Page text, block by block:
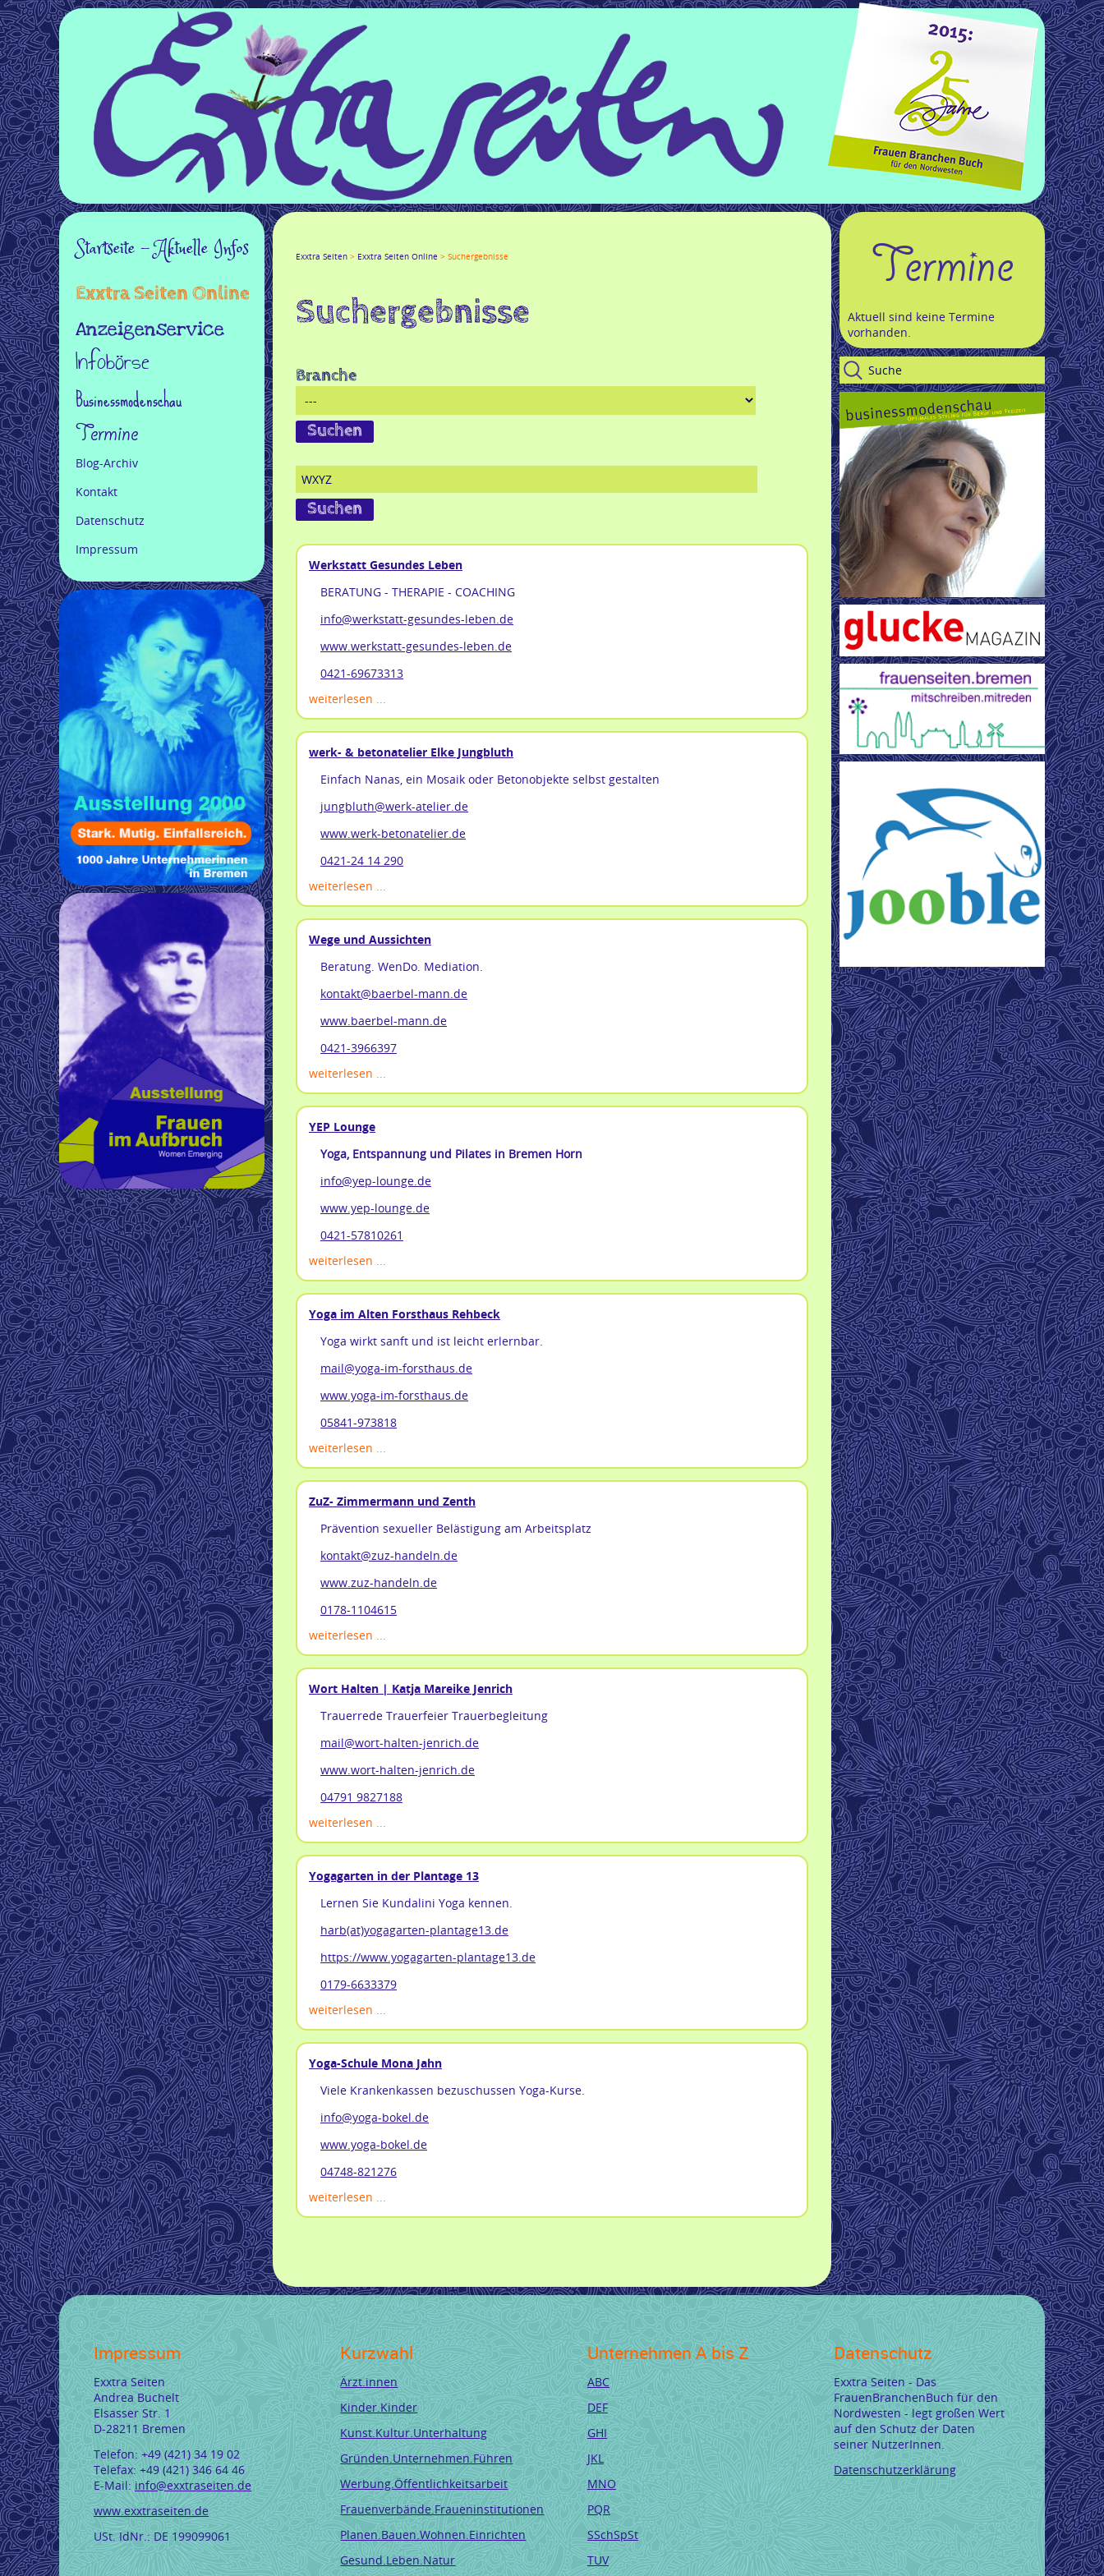
Exxtra Seiten Exxtra Seiten Online Suchergebnisse
Suchergebnisse
Branche
Werkstatt Gesundes Leben
BERATUNG - THERAPIE - COACHING
info@werkstatt-gesundes-leben.de
www.werkstatt-gesundes-leben.de
0421-69673313
weiterlesen ...
werk- & betonatelier Elke Jungbluth
Einfach Nanas, ein Mosaik oder Betonobjekte selbst gestalten
jungbluth@werk-atelier.de
www.werk-betonatelier.de
0421-24 14 290
weiterlesen ...
Wege und Aussichten
Beratung. WenDo. Mediation.
kontakt@baerbel-mann.de
www.baerbel-mann.de
0421-3966397
weiterlesen ...
YEP Lounge
Yoga, Entspannung und Pilates in Bremen Horn
info@yep-lounge.de
www.yep-lounge.de
0421-57810261
weiterlesen ...
Yoga im Alten Forsthaus Rehbeck
Yoga wirkt sanft und ist leicht erlernbar.
mail@yoga-im-forsthaus.de
www.yoga-im-forsthaus.de
05841-973818
weiterlesen ...
ZuZ- Zimmermann und Zenth
Prävention sexueller Belästigung am Arbeitsplatz
kontakt@zuz-handeln.de
www.zuz-handeln.de
0178-1104615
weiterlesen ...
Wort Halten | Katja Mareike Jenrich
Trauerrede Trauerfeier Trauerbegleitung
mail@wort-halten-jenrich.de
www.wort-halten-jenrich.de
04791 9827188
weiterlesen ...
Yogagarten in der Plantage 13
Lernen Sie Kundalini Yoga kennen.
harb(at)yogagarten-plantage13.de
https://www.yogagarten-plantage13.de
0179-6633379
weiterlesen ...
Yoga-Schule Mona Jahn
Viele Krankenkassen bezuschussen Yoga-Kurse.
info@yoga-bokel.de
www.yoga-bokel.de
04748-821276
weiterlesen ...
überspringen
Startseite - Aktuelle Infos
Exxtra Seiten Online
Anzeigenservice
Infobörse
Businessmodenschau
Termine
Blog-Archiv
Kontakt
Datenschutz
Impressum
Termine
Aktuell sind keine Termine
vorhanden.
Impressum
Exxtra Seiten
Andrea Buchelt
Elsasser Str. 1
D-28211 Bremen
Telefon: +49 (421) 34 19 02
Telefax: +49 (421) 346 64 46
E-Mail:info@exxtraseiten.de
www.exxtraseiten.de
USt. IdNr.: DE 199099061
Kurzwahl
Ärzt.innen
Kinder.Kinder
Kunst.Kultur.Unterhaltung
Gründen.Unternehmen.Führen
Werbung.Öffentlichkeitsarbeit
Frauenverbände.Fraueninstitutionen
Planen.Bauen.Wohnen.Einrichten
Gesund.Leben.Natur
Unternehmen A bis Z
ABC
DEF
GHI
JKL
MNO
PQR
SSchSpSt
TUV
Datenschutz
Exxtra Seiten - Das
FrauenBranchenBuch für den
Nordwesten - legt großen Wert
auf den Schutz der Daten
seiner NutzerInnen.
Datenschutzerklärung